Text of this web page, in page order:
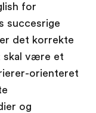
for
succesrige
det korrekte
skal være et
orienteret
og